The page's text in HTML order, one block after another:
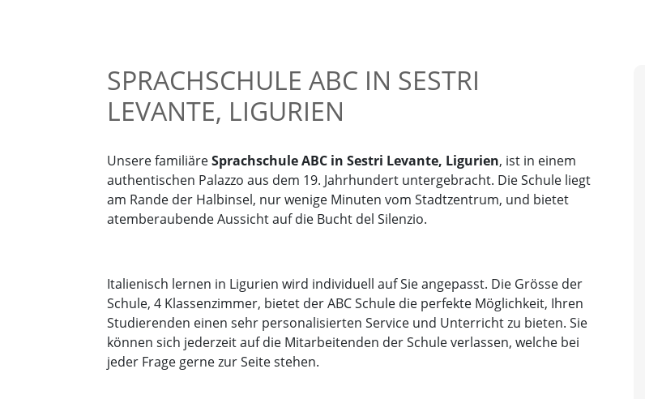
SPRACHSCHULE ABC IN SESTRI
LEVANTE, LIGURIEN
Unsere familiäreSprachschule ABC in Sestri Levante, Ligurien, ist in einem
authentischen Palazzo aus dem 19. Jahrhundert untergebracht. Die Schule liegt
am Rande der Halbinsel, nur wenige Minuten vom Stadtzentrum, und bietet
atemberaubende Aussicht auf die Bucht del Silenzio.
Italienisch lernen in Ligurien wird individuell auf Sie angepasst. Die Grösse der
Schule, 4 Klassenzimmer, bietet der ABC Schule die perfekte Möglichkeit, Ihren
Studierenden einen sehr personalisierten Service und Unterricht zu bieten. Sie
können sich jederzeit auf die Mitarbeitenden der Schule verlassen, welche bei
jeder Frage gerne zur Seite stehen.